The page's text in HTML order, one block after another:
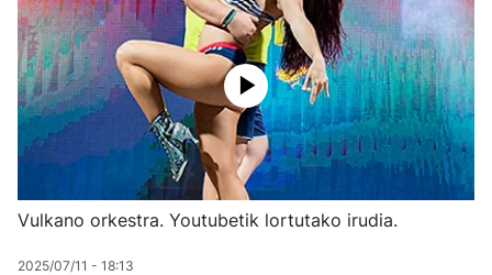
Vulkano orkestra. Youtubetik lortutako irudia.
2025/07/11 - 18:13